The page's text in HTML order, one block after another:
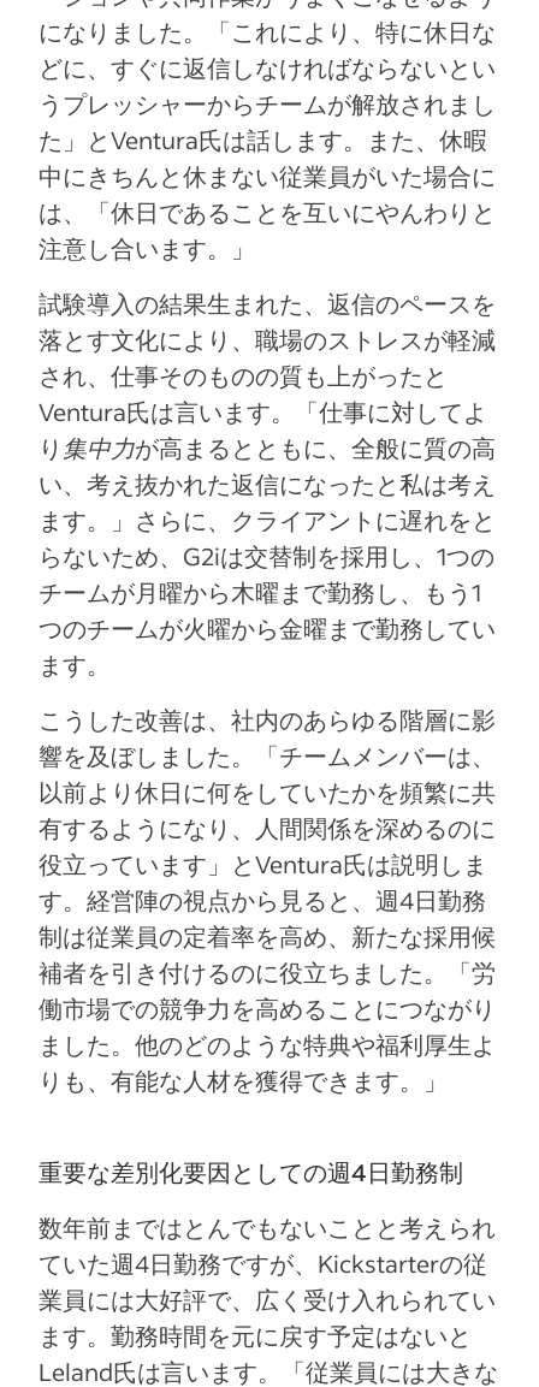
になりました。「これにより、特に休日な
どに、すぐに返信しなければならないとい
うプレッシャーからチームが解放されまし
た」とVentura氏は話します。また、休暇
中にきちんと休まない従業員がいた場合に
は、「休日であることを互いにやんわりと
注意し合います。」
試験導入の結果生まれた、返信のペースを
落とす文化により、職場のストレスが軽減
され、仕事そのものの質も上がったと
Ventura氏は言います。「仕事に対してよ
り 集中力が高まるとともに、全般に質の高
い、考え抜かれた返信になったと私は考え
ます。」さらに、クライアントに遅れをと
らないため、G2iは交替制を採用し、1つの
チームが月曜から木曜まで勤務し、もう1
つのチームが火曜から金曜まで勤務してい
ます。
こうした改善は、社内のあらゆる階層に影
響を及ぼしました。「チームメンバーは、
以前より休日に何をしていたかを頻繁に共
有するようになり、人間関係を深めるのに
役立っています」とVentura氏は説明しま
す。経営陣の視点から見ると、週4日勤務
制は従業員の定着率を高め、新たな採用候
補者を引き付けるのに役立ちました。「労
働市場での競争力を高めることにつながり
ました。他のどのような特典や福利厚生よ
りも、有能な人材を獲得できます。」
重要な差別化要因としての週4日勤務制
数年前まではとんでもないことと考えられ
ていた週4日勤務ですが、Kickstarterの従
業員には大好評で、広く受け入れられてい
ます。勤務時間を元に戻す予定はないと
Leland氏は言います。「従業員には大きな